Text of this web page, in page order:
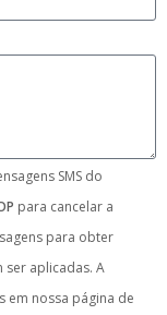
SMS do
para cancelar a
para obter
ser aplicadas. A
em nossa página de